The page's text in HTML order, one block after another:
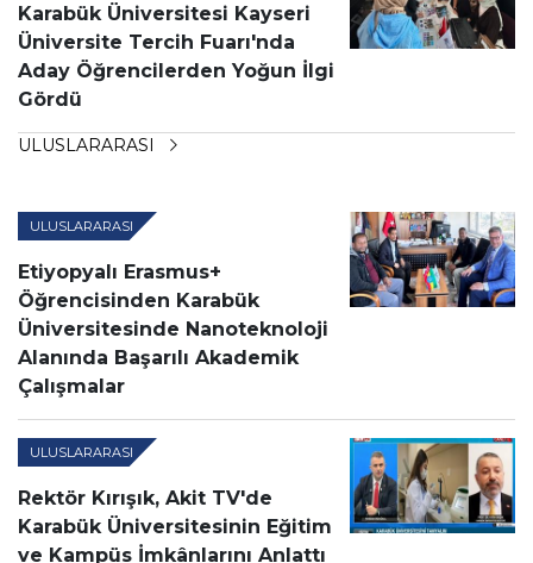
Karabük Üniversitesi Kayseri
Üniversite Tercih Fuarı'nda
Aday Öğrencilerden Yoğun İlgi
Gördü
ULUSLARARASI
ULUSLARARASI
Etiyopyalı Erasmus+
Öğrencisinden Karabük
Üniversitesinde Nanoteknoloji
Alanında Başarılı Akademik
Çalışmalar
ULUSLARARASI
Rektör Kırışık, Akit TV'de
Karabük Üniversitesinin Eğitim
ve Kampüs İmkânlarını Anlattı